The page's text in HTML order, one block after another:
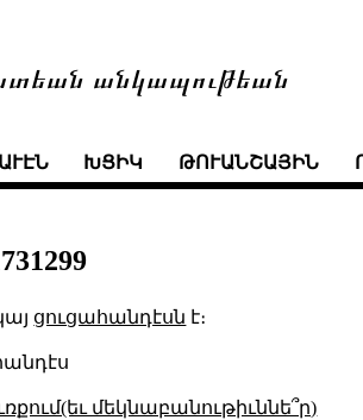
անկապութեան
ԽՑԻԿ ԹՈՒԱՆՇԱՅԻՆ
ցուցահանդէսն է։
մեկնաբանութիւննե՞ր)